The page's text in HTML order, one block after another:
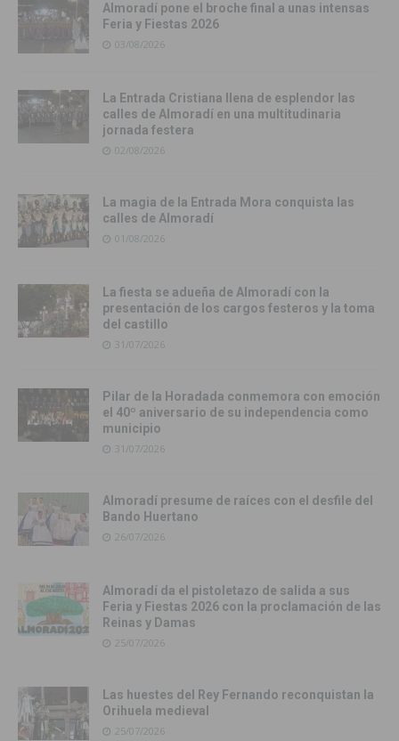
Almoradí pone el broche final a unas intensas
Feria y Fiestas 2026
03/08/2026
La Entrada Cristiana llena de esplendor las
calles de Almoradí en una multitudinaria
jornada festera
02/08/2026
La magia de la Entrada Mora conquista las
calles de Almoradí
01/08/2026
La fiesta se adueña de Almoradí con la
presentación de los cargos festeros y la toma
del castillo
31/07/2026
Pilar de la Horadada conmemora con emoción
el 40º aniversario de su independencia como
municipio
31/07/2026
Almoradí presume de raíces con el desfile del
Bando Huertano
26/07/2026
Almoradí da el pistoletazo de salida a sus
Feria y Fiestas 2026 con la proclamación de las
Reinas y Damas
25/07/2026
Las huestes del Rey Fernando reconquistan la
Orihuela medieval
25/07/2026